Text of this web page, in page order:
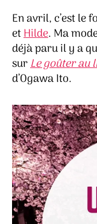
En avril, c’est le
etHilde. Ma
déjà paru il y a
surLe goûter au
d’Ogawa Ito.